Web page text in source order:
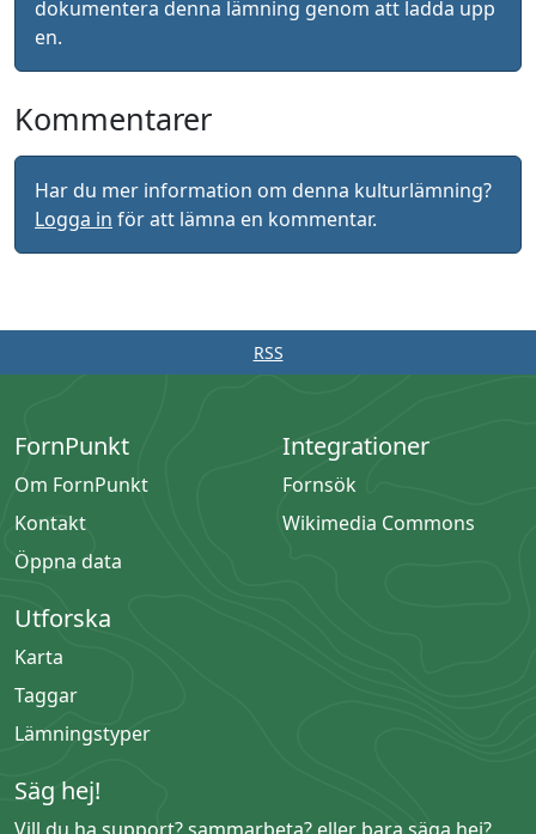
dokumentera denna lämning genom att ladda upp
en.
Kommentarer
Har du mer information om denna kulturlämning?
Logga in för att lämna en kommentar.
RSS
FornPunkt
Om FornPunkt
Kontakt
Öppna data
Integrationer
Fornsök
Wikimedia Commons
Utforska
Karta
Taggar
Lämningstyper
Säg hej!